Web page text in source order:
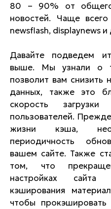
80 – 90% от общего
новостей. Чаще
newsflash, displaynews и
Давайте подведем
выше. Мы узнали о
позволит вам снизить
данных, также это
скорость
пользователей.
жизни кэша,
периодичность
вашем сайте. Также
том, что
настройках
кэширования
чтобы